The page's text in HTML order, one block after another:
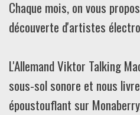
Chaque mois, on vous
découverte d'artistes
L'Allemand Viktor Talking
sous-sol sonore et nous
époustouflant sur